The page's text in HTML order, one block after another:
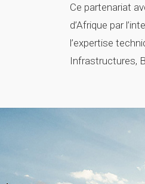
Ce partenariat
d’Afrique par
l’expertise
Infrastructures,